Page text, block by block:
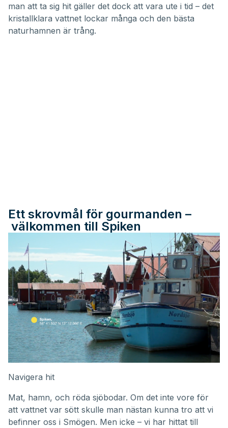
man att ta sig hit gäller det dock att vara ute i tid – det
kristallklara vattnet lockar många och den bästa
naturhamnen är trång.
Ett skrovmål för gourmanden –
välkommen till Spiken
Navigera hit
Mat, hamn, och röda sjöbodar. Om det inte vore för
att vattnet var sött skulle man nästan kunna tro att vi
befinner oss i Smögen. Men icke – vi har hittat till